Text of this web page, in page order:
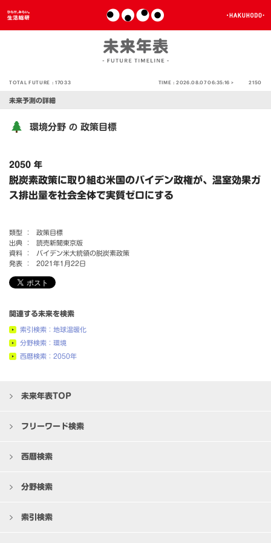
TOTAL FUTURE :17033 TIME :2026.08.07 06:35:16 > 2150
未来予測の詳細
環境分野 の 政策目標
2050 年
脱炭素政策に取り組む米国のバイデン政権が、温室効果ガ
ス排出量を社会全体で実質ゼロにする
類型 ：
政策目標
出典 ：
読売新聞東京版
資料 ：
バイデン米大統領の脱炭素政策
発表 ：
2021年1月22日
関連する未来を検索
索引検索：地球温暖化
分野検索：環境
西暦検索：2050年
未来年表TOP
フリーワード検索
西暦検索
分野検索
索引検索